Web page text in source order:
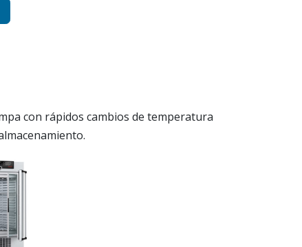
con rápidos cambios de temperatura